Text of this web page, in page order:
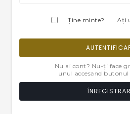
Ţine minte? Aţi
Nu ai cont? Nu-ți face
unul accesand butonul